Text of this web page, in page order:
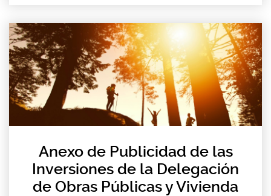
Anexo de Publicidad de las
Inversiones de la Delegación
de Obras Públicas y Vivienda